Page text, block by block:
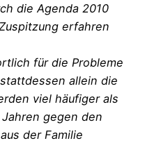
die Agenda 2010
erfahren
für die Probleme
allein die
viel häufiger als
gegen den
der Familie